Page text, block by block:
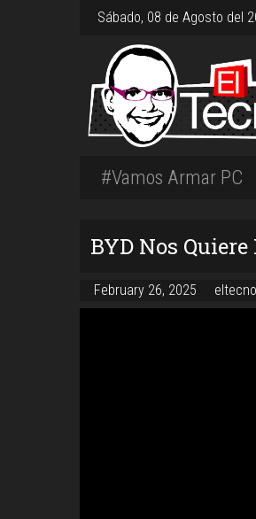
Sábado, 08 de Agosto del
#Vamos Armar PC
BYD Nos
February 26, 2025